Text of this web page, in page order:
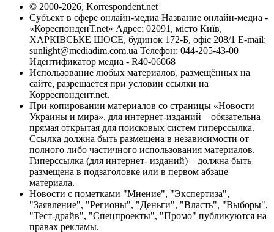
© 2000-2026, Korrespondent.net
Субъект в сфере онлайн-медиа Название онлайн-медиа -
«КореспонденТ.net» Адрес: 02091, місто Київ,
ХАРКІВСЬКЕ ШОСЕ, будинок 172-Б, офіс 208/1 E-mail:
sunlight@mediadim.com.ua Телефон: 044-205-43-00
Идентификатор медиа - R40-06068
Использование любых материалов, размещённых на
сайте, разрешается при условии ссылки на
Корреспондент.net.
При копировании материалов со страницы «Новости
Украины и мира», для интернет-изданий – обязательна
прямая открытая для поисковых систем гиперссылка.
Ссылка должна быть размещена в независимости от
полного либо частичного использования материалов.
Гиперссылка (для интернет- изданий) – должна быть
размещена в подзаголовке или в первом абзаце
материала.
Новости с пометками "Мнение", "Экспертиза",
"Заявление", "Регионы", "Деньги", "Власть", "Выборы",
"Тест-драйв", "Спецпроекты", "Промо" публикуются на
правах рекламы.